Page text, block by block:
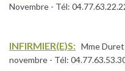
Novembre - Tél:
INFIRMIER(E)S: Mme
novembre - Tél: